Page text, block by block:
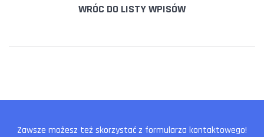
WRÓC DO LISTY WPISÓW
Zawsze możesz też skorzystać z formularza kontaktowego!